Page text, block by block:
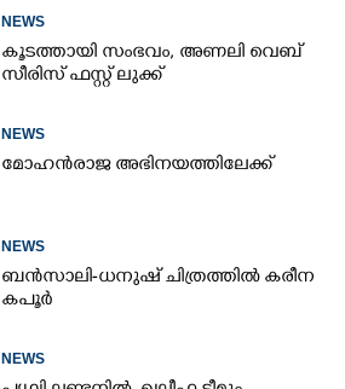
NEWS
കൂടത്തായി സംഭവം, അണലി വെബ്
സീരിസ് ഫസ്റ്റ് ലുക്ക്
NEWS
മോഹൻരാജ അഭിനയത്തിലേക്ക്
NEWS
ബൻസാലി-ധനുഷ് ചിത്രത്തിൽ കരീന
കപൂർ
NEWS